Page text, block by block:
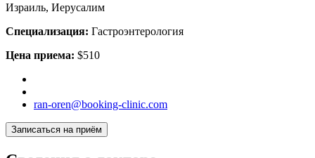
Израиль, Иерусалим
Специализация: Гастроэнтерология
Цена приема: $510
ran-oren@booking-clinic.com
Записаться на приём